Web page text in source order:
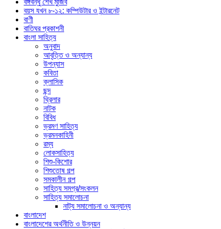
বয়স যখন ৮-১২: কম্পিউটার ও ইন্টারনেট
বাণী
বাতিঘর প্রকাশনী
বাংলা সাহিত্য
অনুবাদ
আবৃত্তি ও অন্যান্য
উপন্যাস
কবিতা
ক্লাসিক
ছন্দ
থ্রিলার
নাটক
বিবিধ
ভ্রমণ সাহিত্য
ভ্রমনকাহিনী
রম্য
লোকসাহিত্য
শিশু-কিশোর
শিশুতোষ গল্প
সমকালীন গল্প
সাহিত্য সমগ্র/সংকলন
সাহিত্য সমালোচনা
নাট্য সমালোচনা ও অন্যান্য
বাংলাদেশ
বাংলাদেশের অর্থনীতি ও উন্নয়ন